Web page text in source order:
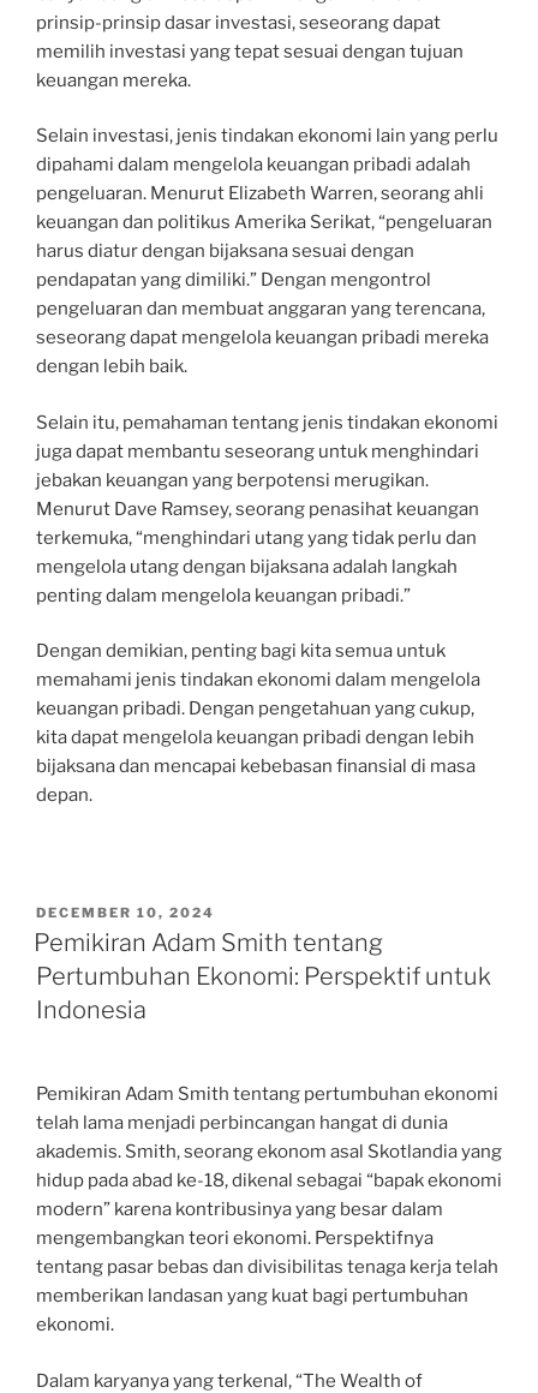
prinsip-prinsip dasar investasi, seseorang dapat
memilih investasi yang tepat sesuai dengan tujuan
keuangan mereka.
Selain investasi, jenis tindakan ekonomi lain yang perlu
dipahami dalam mengelola keuangan pribadi adalah
pengeluaran. Menurut Elizabeth Warren, seorang ahli
keuangan dan politikus Amerika Serikat, “pengeluaran
harus diatur dengan bijaksana sesuai dengan
pendapatan yang dimiliki.” Dengan mengontrol
pengeluaran dan membuat anggaran yang terencana,
seseorang dapat mengelola keuangan pribadi mereka
dengan lebih baik.
Selain itu, pemahaman tentang jenis tindakan ekonomi
juga dapat membantu seseorang untuk menghindari
jebakan keuangan yang berpotensi merugikan.
Menurut Dave Ramsey, seorang penasihat keuangan
terkemuka, “menghindari utang yang tidak perlu dan
mengelola utang dengan bijaksana adalah langkah
penting dalam mengelola keuangan pribadi.”
Dengan demikian, penting bagi kita semua untuk
memahami jenis tindakan ekonomi dalam mengelola
keuangan pribadi. Dengan pengetahuan yang cukup,
kita dapat mengelola keuangan pribadi dengan lebih
bijaksana dan mencapai kebebasan finansial di masa
depan.
POSTED
ON
DECEMBER 10, 2024
Pemikiran Adam Smith tentang
Pertumbuhan Ekonomi: Perspektif untuk
Indonesia
Pemikiran Adam Smith tentang pertumbuhan ekonomi
telah lama menjadi perbincangan hangat di dunia
akademis. Smith, seorang ekonom asal Skotlandia yang
hidup pada abad ke-18, dikenal sebagai “bapak ekonomi
modern” karena kontribusinya yang besar dalam
mengembangkan teori ekonomi. Perspektifnya
tentang pasar bebas dan divisibilitas tenaga kerja telah
memberikan landasan yang kuat bagi pertumbuhan
ekonomi.
Dalam karyanya yang terkenal, “The Wealth of